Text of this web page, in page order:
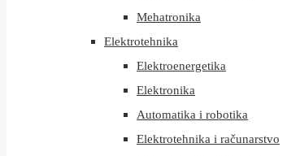
Mehatronika
Elektrotehnika
Elektroenergetika
Elektronika
Automatika i robotika
Elektrotehnika i računarstvo